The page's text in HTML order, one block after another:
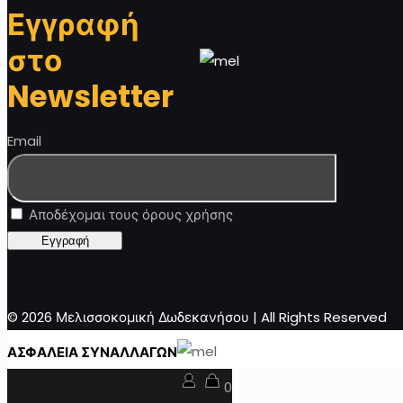
Εγγραφή
στο
Newsletter
Email
Αποδέχομαι τους όρους χρήσης
© 2026 Μελισσοκομική Δωδεκανήσου | All Rights Reserved
ΑΣΦΑΛΕΙΑ ΣΥΝΑΛΛΑΓΩΝ
0